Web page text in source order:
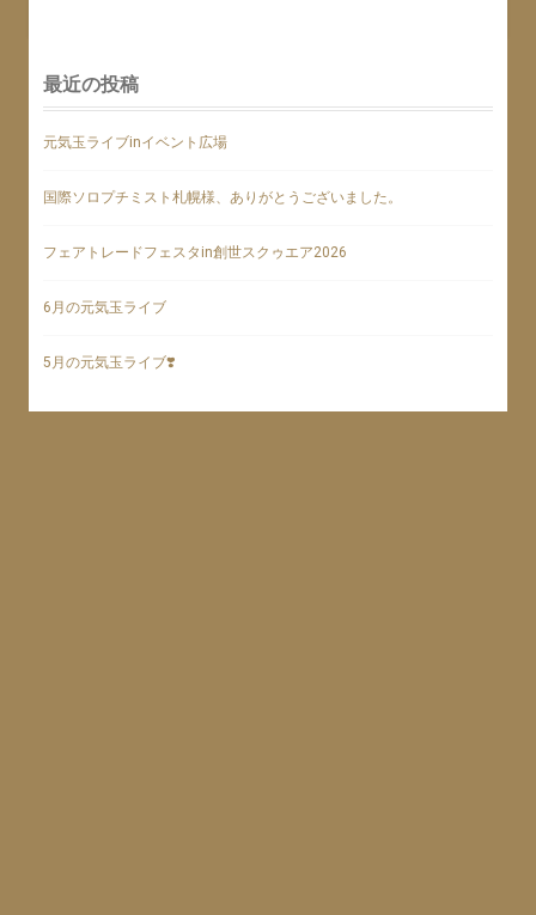
最近の投稿
元気玉ライブinイベント広場
国際ソロプチミスト札幌様、ありがとうございました。
フェアトレードフェスタin創世スクゥエア2026
6月の元気玉ライブ
5月の元気玉ライブ❣️